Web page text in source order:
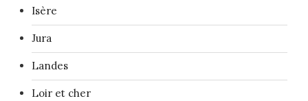
Isère
Jura
Landes
Loir et cher